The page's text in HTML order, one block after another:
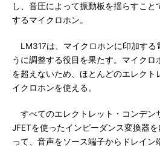
し、音圧によって振動板を揺らすこと
するマイクロホン。
LM317は、マイクロホンに印加する
うに調整する役目を果たす。マイクロ
を超えないため、ほとんどのエレクト
イクロホンを使える。
すべてのエレクトレット・コンデン
JFETを使ったインピーダンス変換器
って、音声をソース端子からドレイン